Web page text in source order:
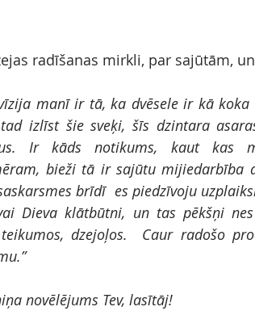
radīšanas mirkli, par sajūtām,
manī ir tā, ka dvēsele ir kā
izlīst šie sveķi, šīs dzintara
Ir kāds notikums, kaut kas
bieži tā ir sajūtu mijiedarbība
brīdī  es piedzīvoju
Dieva klātbūtni, un tas pēkšņi
dzejoļos.  Caur radošo
novēlējums Tev, lasītāj!